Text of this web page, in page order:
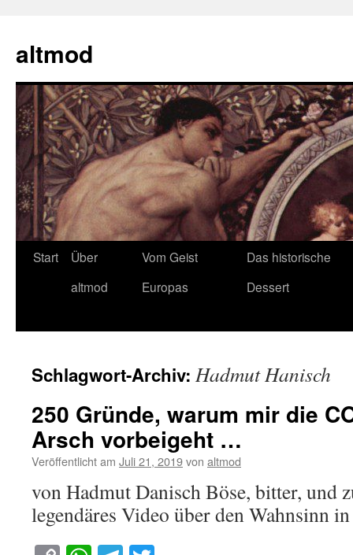
springen
altmod
Start
Über
altmod
Vom Geist
Europas
Das historische
Dessert
Schlagwort-Archiv: Hadmut Hanisch
250 Gründe, warum mir die
Arsch vorbeigeht …
Veröffentlicht am Juli 21, 2019von altmod
von Hadmut Danisch Böse, bitter, und
legendäres Video über den Wahnsinn